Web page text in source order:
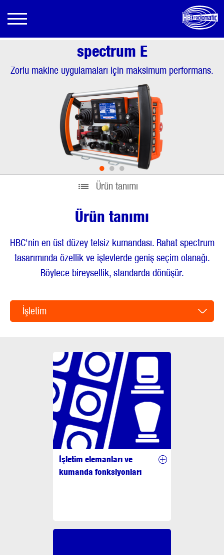
spectrum E
Zorlu makine uygulamaları için maksimum performans.
• ••
Ürün tanımı
Ürün tanımı
HBC'nin en üst düzey telsiz kumandası. Rahat spectrum
tasarımında özellik ve işlevlerde geniş seçim olanağı.
Böylece bireysellik, standarda dönüşür.
İşletim
İşletim elemanları ve
kumanda fonksiyonları